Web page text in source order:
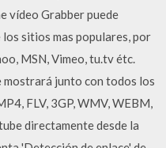
vídeo Grabber puede
sitios mas populares, por
MSN, Vimeo, tu.tv étc.
mostrará junto con todos los
FLV, 3GP, WMV, WEBM,
directamente desde la